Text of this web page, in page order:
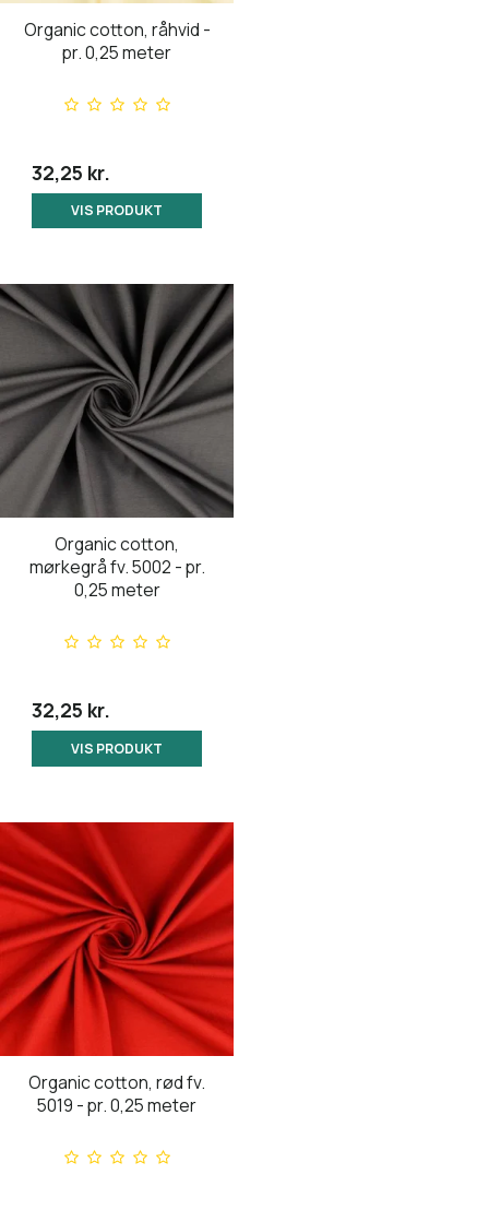
Organic cotton, råhvid -
pr. 0,25 meter
32,25 kr.
VIS PRODUKT
Organic cotton,
mørkegrå fv. 5002 - pr.
0,25 meter
32,25 kr.
VIS PRODUKT
Organic cotton, rød fv.
5019 - pr. 0,25 meter